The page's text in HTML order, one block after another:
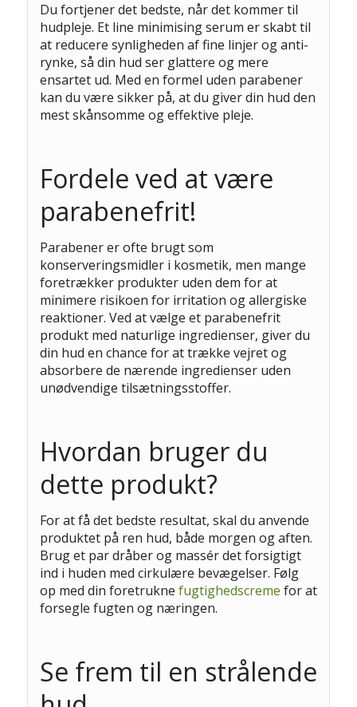
Du fortjener det bedste, når det kommer til
hudpleje. Et line minimising serum er skabt til
at reducere synligheden af fine linjer og anti-
rynke, så din hud ser glattere og mere
ensartet ud. Med en formel uden parabener
kan du være sikker på, at du giver din hud den
mest skånsomme og effektive pleje.
Fordele ved at være
parabenefrit!
Parabener er ofte brugt som
konserveringsmidler i kosmetik, men mange
foretrækker produkter uden dem for at
minimere risikoen for irritation og allergiske
reaktioner. Ved at vælge et parabenefrit
produkt med naturlige ingredienser, giver du
din hud en chance for at trække vejret og
absorbere de nærende ingredienser uden
unødvendige tilsætningsstoffer.
Hvordan bruger du
dette produkt?
For at få det bedste resultat, skal du anvende
produktet på ren hud, både morgen og aften.
Brug et par dråber og massér det forsigtigt
ind i huden med cirkulære bevægelser. Følg
op med din foretrukne fugtighedscreme for at
forsegle fugten og næringen.
Se frem til en strålende